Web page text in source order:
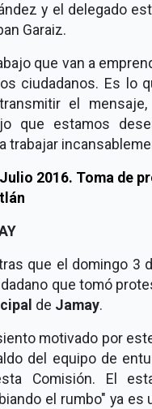
y el delegado
Garaiz.
que van a
ciudadanos. Es lo
el
que estamos
trabajar
que el domingo 3
que tomó
de Jamay.
motivado por
del equipo de
Comisión. El
el rumbo" ya es